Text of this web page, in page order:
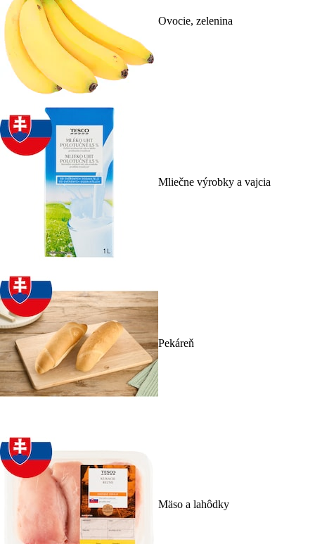
Ovocie, zelenina
Mliečne výrobky a vajcia
Pekáreň
Mäso a lahôdky